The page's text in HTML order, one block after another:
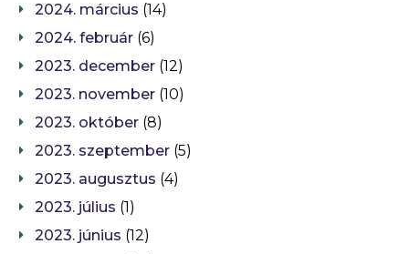
2024. március (14)
2024. február (6)
2023. december (12)
2023. november (10)
2023. október (8)
2023. szeptember (5)
2023. augusztus (4)
2023. július (1)
2023. június (12)